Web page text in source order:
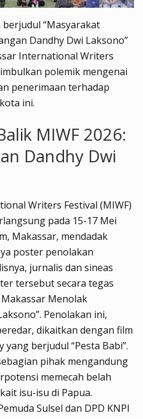
“Masyarakat
Dandhy Dwi Laksono”
International Writers
polemik mengenai
penerimaan terhadap
ini.
MIWF 2026:
Dandhy Dwi
Writers Festival (MIWF)
pada 15-17 Mei
Makassar, mendadak
poster penolakan
jurnalis dan sineas
tersebut secara tegas
Menolak
Penolakan ini,
dikaitkan dengan film
berjudul “Pesta Babi”.
pihak mengandung
memecah belah
isu-isu di Papua.
Sulsel dan DPD KNPI